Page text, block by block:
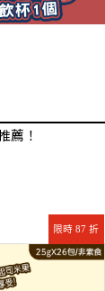
薦！
限時 87 折